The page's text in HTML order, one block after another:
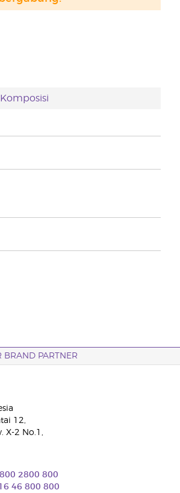
Komposisi
BRAND PARTNER
12,
X-2 No.1,
2800 800
46 800 800